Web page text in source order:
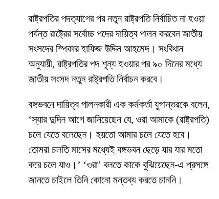
রাষ্ট্রপতির পদত্যাগের পর নতুন রাষ্ট্রপতি নির্বাচিত না হওয়া
পর্যন্ত রাষ্ট্রের সর্বোচ্চ পদের দায়িত্ব পালন করবেন জাতীয়
সংসদের স্পিকার হাফিজ উদ্দিন আহমেদ। সংবিধান
অনুযায়ী, রাষ্ট্রপতির পদ শূন্য হওয়ার পর ৯০ দিনের মধ্যে
জাতীয় সংসদ নতুন রাষ্ট্রপতি নির্বাচন করবে।
বঙ্গভবনে দায়িত্ব পালনকারী এক কর্মকর্তা যুগান্তরকে বলেন,
‘স্যার দুদিন আগে জানিয়েছেন যে, ওরা আমাকে (রাষ্ট্রপতি)
চলে যেতে বলেছেন। হয়তো আমার চলে যেতে হবে।
তোমরা চলতি মাসের মধ্যেই বঙ্গভবন ছেড়ে যার যার মতো
করে চলে যাও।’ ‘ওরা’ বলতে কাকে বুঝিয়েছেন-এ প্রসঙ্গে
জানতে চাইলে তিনি কোনো মন্তব্য করতে চাননি।